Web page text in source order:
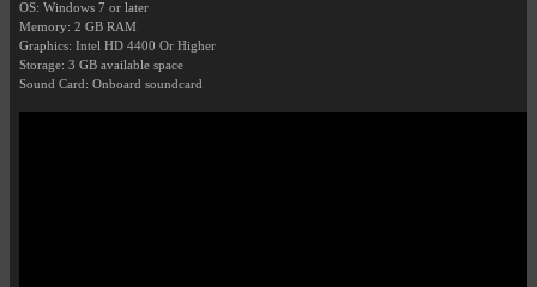
OS: Windows 7 or later
Memory: 2 GB RAM
Graphics: Intel HD 4400 Or Higher
Storage: 3 GB available space
Sound Card: Onboard soundcard